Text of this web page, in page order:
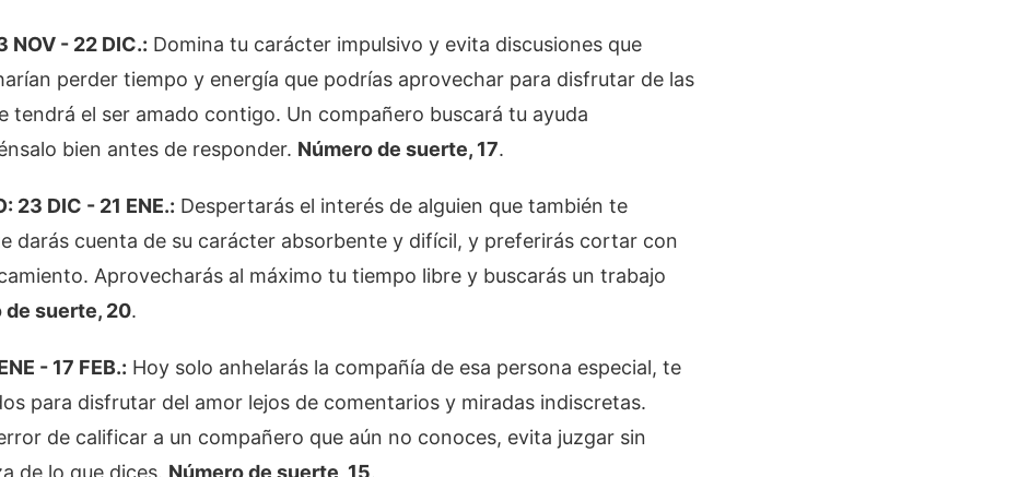
NOV - 22 DIC.: Domina tu carácter impulsivo y evita discusiones que
perder tiempo y energía que podrías aprovechar para disfrutar de las
tendrá el ser amado contigo. Un compañero buscará tu ayuda
bien antes de responder. Número de suerte, 17.
23 DIC - 21 ENE.: Despertarás el interés de alguien que también te
darás cuenta de su carácter absorbente y difícil, y preferirás cortar con
Aprovecharás al máximo tu tiempo libre y buscarás un trabajo
de suerte, 20.
- 17 FEB.: Hoy solo anhelarás la compañía de esa persona especial, te
para disfrutar del amor lejos de comentarios y miradas indiscretas.
de calificar a un compañero que aún no conoces, evita juzgar sin
de lo que dices. Número de suerte, 15